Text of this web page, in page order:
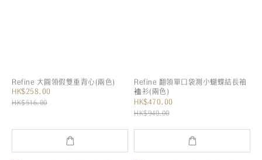
Refine 大圓領假雙重背心(兩色)
HK$258.00
HK$516.00
Refine 翻領單口袋測小蝴蝶結長袖
裇衫(兩色)
HK$470.00
HK$940.00